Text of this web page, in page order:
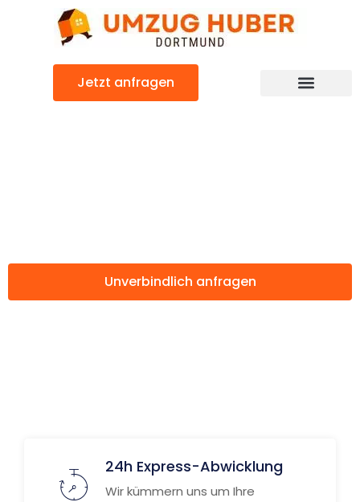
Jetzt anfragen
Unverbindlich anfragen
24h Express-Abwicklung
Wir kümmern uns um Ihre